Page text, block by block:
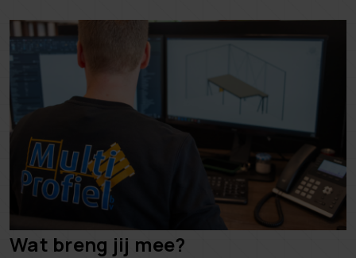
Wat breng jij mee?